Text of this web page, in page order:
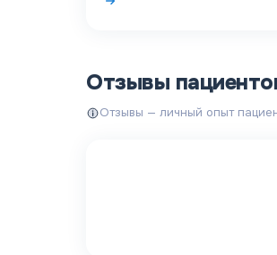
Отзывы
Отзывы — личный опыт